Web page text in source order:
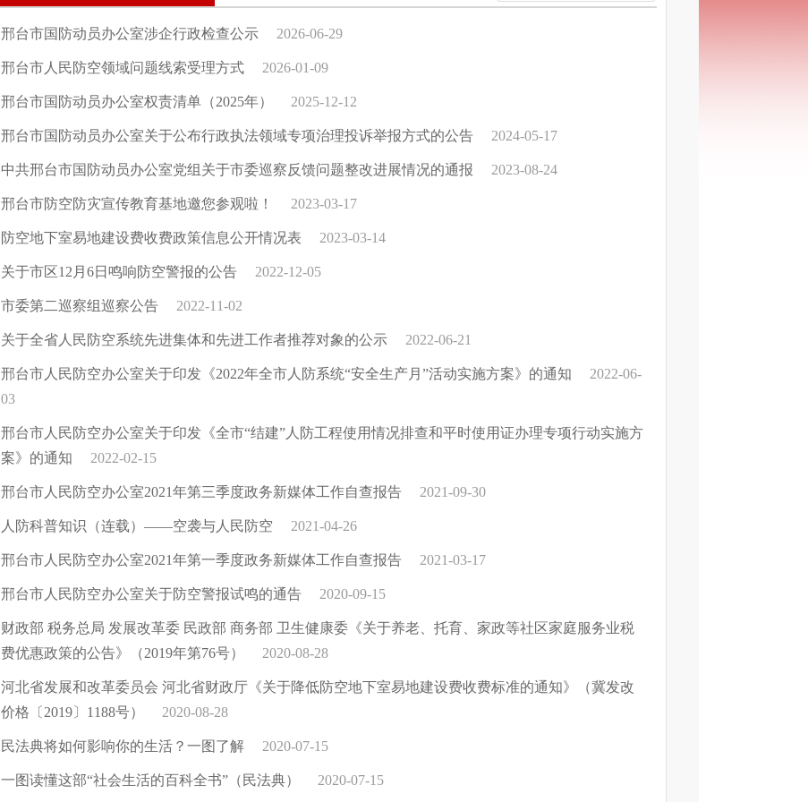
邢台市国防动员办公室涉企行政检查公示 2026-06-29
邢台市人民防空领域问题线索受理方式 2026-01-09
邢台市国防动员办公室权责清单（2025年） 2025-12-12
邢台市国防动员办公室关于公布行政执法领域专项治理投诉举报方式的公告 2024-05-17
中共邢台市国防动员办公室党组关于市委巡察反馈问题整改进展情况的通报 2023-08-24
邢台市防空防灾宣传教育基地邀您参观啦！ 2023-03-17
防空地下室易地建设费收费政策信息公开情况表 2023-03-14
关于市区12月6日鸣响防空警报的公告 2022-12-05
市委第二巡察组巡察公告 2022-11-02
关于全省人民防空系统先进集体和先进工作者推荐对象的公示 2022-06-21
邢台市人民防空办公室关于印发《2022年全市人防系统“安全生产月”活动实施方案》的通知
2022-06-
03
邢台市人民防空办公室关于印发《全市“结建”人防工程使用情况排查和平时使用证办理专项行动实施方
案》的通知
2022-02-15
邢台市人民防空办公室2021年第三季度政务新媒体工作自查报告 2021-09-30
人防科普知识（连载）——空袭与人民防空 2021-04-26
邢台市人民防空办公室2021年第一季度政务新媒体工作自查报告 2021-03-17
邢台市人民防空办公室关于防空警报试鸣的通告 2020-09-15
财政部 税务总局 发展改革委 民政部 商务部 卫生健康委《关于养老、托育、家政等社区家庭服务业税
费优惠政策的公告》（2019年第76号）
2020-08-28
河北省发展和改革委员会 河北省财政厅《关于降低防空地下室易地建设费收费标准的通知》（冀发改
价格〔2019〕1188号）
2020-08-28
民法典将如何影响你的生活？一图了解 2020-07-15
一图读懂这部“社会生活的百科全书”（民法典） 2020-07-15